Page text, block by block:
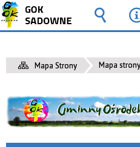
Mapa Strony Mapa strony